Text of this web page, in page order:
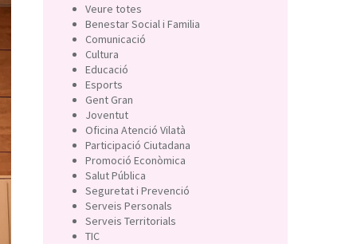
Veure totes
Benestar Social i Familia
Comunicació
Cultura
Educació
Esports
Gent Gran
Joventut
Oficina Atenció Vilatà
Participació Ciutadana
Promoció Econòmica
Salut Pública
Seguretat i Prevenció
Serveis Personals
Serveis Territorials
TIC